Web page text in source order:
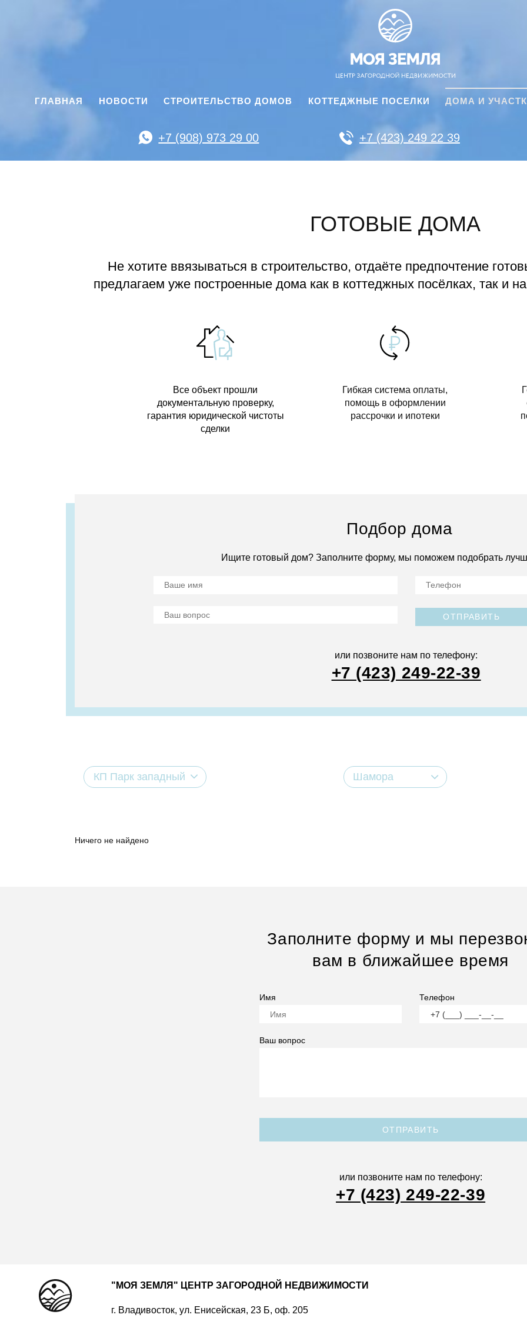
ГЛАВНАЯ НОВОСТИ СТРОИТЕЛЬСТВО ДОМОВ КОТТЕДЖНЫЕ ПОСЕЛКИ ДОМА И
+7 (908) 973 29 00 +7 (423) 249 22 39
ГОТОВЫЕ ДОМА
Не хотите ввязываться в строительство, отдаёте предпочтение
предлагаем уже построенные дома как в коттеджных посёлках, так и
Все объект прошли
документальную проверку,
гарантия юридической чистоты
сделки
Гибкая система оплаты,
помощь в оформлении
рассрочки и ипотеки
Подбор дома
Ищите готовый дом? Заполните форму, мы поможем подобрать
ОТПРАВИТЬ
или позвоните нам по телефону:
+7 (423) 249-22-39
КП Парк западный Шамора
Ничего не найдено
Заполните форму и мы
вам в ближайшее время
Имя Телефон
Ваш вопрос
ОТПРАВИТЬ
или позвоните нам по телефону:
+7 (423) 249-22-39
"МОЯ ЗЕМЛЯ" ЦЕНТР ЗАГОРОДНОЙ НЕДВИЖИМОСТИ
г. Владивосток, ул. Енисейская, 23 Б, оф. 205